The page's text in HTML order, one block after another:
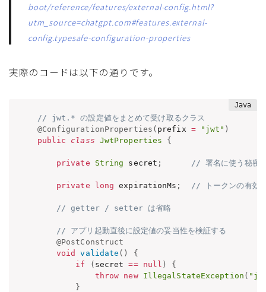
boot/reference/features/external-config.html?
utm_source=chatgpt.com#features.external-
config.typesafe-configuration-properties
実際のコードは以下の通りです。
// jwt.* の設定値をまとめて受け取るクラス
@ConfigurationProperties ( prefix = "jwt" )
public
class JwtProperties {
private String secret ; // 署名に使う秘密
private long expirationMs ; // トークンの有効
// getter / setter は省略
// アプリ起動直後に設定値の妥当性を検証する
@PostConstruct
void
validate ( )
{
if
( secret == null )
{
throw new IllegalStateException (
}